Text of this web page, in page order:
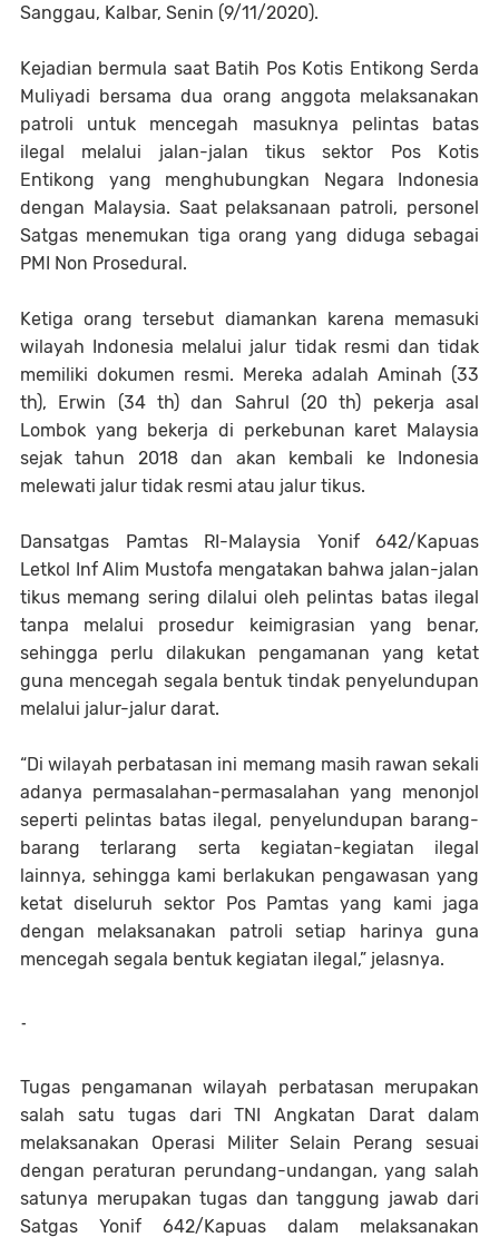
Sanggau, Kalbar, Senin (9/11/2020).
Kejadian bermula saat Batih Pos Kotis Entikong Serda
Muliyadi bersama dua orang anggota melaksanakan
patroli untuk mencegah masuknya pelintas batas
ilegal melalui jalan-jalan tikus sektor Pos Kotis
Entikong yang menghubungkan Negara Indonesia
dengan Malaysia. Saat pelaksanaan patroli, personel
Satgas menemukan tiga orang yang diduga sebagai
PMI Non Prosedural.
Ketiga orang tersebut diamankan karena memasuki
wilayah Indonesia melalui jalur tidak resmi dan tidak
memiliki dokumen resmi. Mereka adalah Aminah (33
th), Erwin (34 th) dan Sahrul (20 th) pekerja asal
Lombok yang bekerja di perkebunan karet Malaysia
sejak tahun 2018 dan akan kembali ke Indonesia
melewati jalur tidak resmi atau jalur tikus.
Dansatgas Pamtas RI-Malaysia Yonif 642/Kapuas
Letkol Inf Alim Mustofa mengatakan bahwa jalan-jalan
tikus memang sering dilalui oleh pelintas batas ilegal
tanpa melalui prosedur keimigrasian yang benar,
sehingga perlu dilakukan pengamanan yang ketat
guna mencegah segala bentuk tindak penyelundupan
melalui jalur-jalur darat.
“Di wilayah perbatasan ini memang masih rawan sekali
adanya permasalahan-permasalahan yang menonjol
seperti pelintas batas ilegal, penyelundupan barang-
barang terlarang serta kegiatan-kegiatan ilegal
lainnya, sehingga kami berlakukan pengawasan yang
ketat diseluruh sektor Pos Pamtas yang kami jaga
dengan melaksanakan patroli setiap harinya guna
mencegah segala bentuk kegiatan ilegal,” jelasnya.
-
Tugas pengamanan wilayah perbatasan merupakan
salah satu tugas dari TNI Angkatan Darat dalam
melaksanakan Operasi Militer Selain Perang sesuai
dengan peraturan perundang-undangan, yang salah
satunya merupakan tugas dan tanggung jawab dari
Satgas Yonif 642/Kapuas dalam melaksanakan